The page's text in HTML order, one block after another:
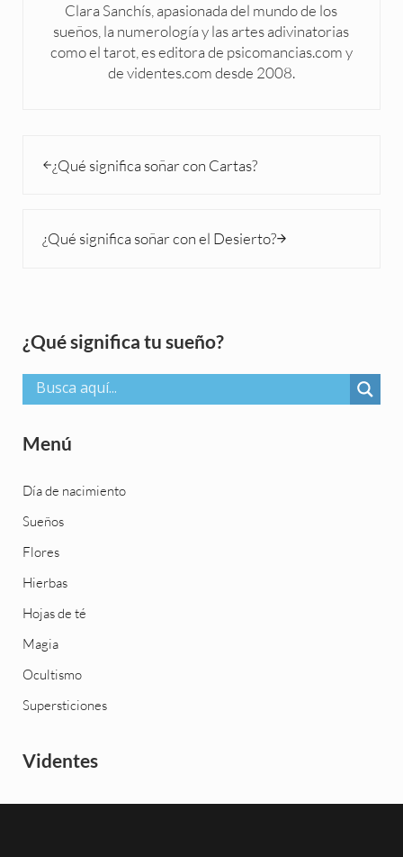
Clara Sanchís, apasionada del mundo de los
sueños, la numerología y las artes adivinatorias
como el tarot, es editora de psicomancias.com y
de videntes.com desde 2008.
¿Qué significa soñar con Cartas?
¿Qué significa soñar con el Desierto?
Sidebar
¿Qué significa tu sueño?
Menú
Día de nacimiento
Sueños
Flores
Hierbas
Hojas de té
Magia
Ocultismo
Supersticiones
Videntes